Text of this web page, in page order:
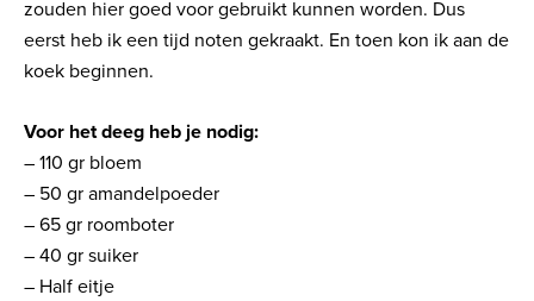
zouden hier goed voor gebruikt kunnen worden. Dus
eerst heb ik een tijd noten gekraakt. En toen kon ik aan de
koek beginnen.
Voor het deeg heb je nodig:
– 110 gr bloem
– 50 gr amandelpoeder
– 65 gr roomboter
– 40 gr suiker
– Half eitje